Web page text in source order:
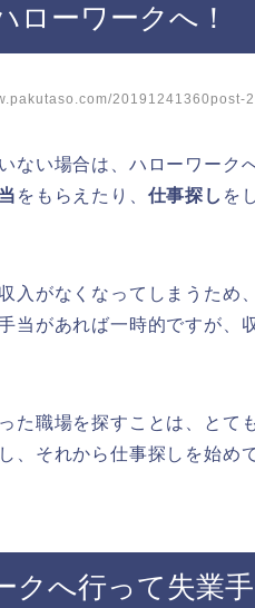
ローワークへ！
20191241360post-
ない場合は、ハローワーク
をもらえたり、 仕事探し を
入がなくなってしまうため
当があれば一時的ですが、
た職場を探すことは、とて
、それから仕事探しを始め
クへ行って失業